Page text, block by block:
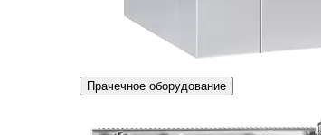
Прачечное оборудование